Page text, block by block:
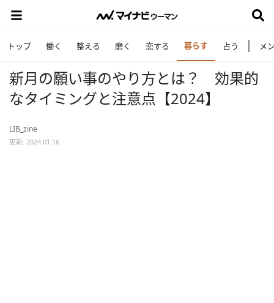
トップ 働く 整える 磨く 恋する 暮らす 占う メ
新月の願い事のやり方とは？ 効果的
なタイミングと注意点【2024】
LIB_zine
更新: 2024.01.16